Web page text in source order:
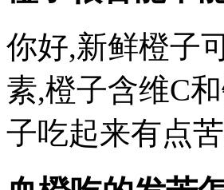
你好,新鲜橙子
素,橙子含维C
子吃起来有点